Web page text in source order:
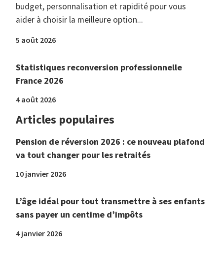
budget, personnalisation et rapidité pour vous
aider à choisir la meilleure option...
5 août 2026
Statistiques reconversion professionnelle
France 2026
4 août 2026
Articles populaires
Pension de réversion 2026 : ce nouveau plafond
va tout changer pour les retraités
10 janvier 2026
L’âge idéal pour tout transmettre à ses enfants
sans payer un centime d’impôts
4 janvier 2026